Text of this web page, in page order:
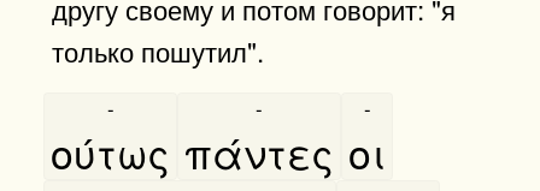
другу своему и потом говорит: "я
только пошутил".
ούτως
-
πάντες
-
οι
-